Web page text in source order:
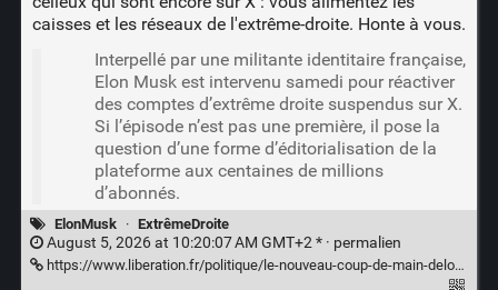
caisses et les réseaux de l'extrême-droite. Honte à vous.
Interpellé par une militante identitaire française,
Elon Musk est intervenu samedi pour réactiver
des comptes d’extrême droite suspendus sur X.
Si l’épisode n’est pas une première, il pose la
question d’une forme d’éditorialisation de la
plateforme aux centaines de millions
d’abonnés.
ElonMusk · ExtrêmeDroite
August 5, 2026 at 10:20:07 AM GMT+2 * · permalien
https://www.liberation.fr/politique/le-nouveau-coup-de-main-delon-musk-aux-influenceurs-dextreme-droite-francais-20260805_UJXOL7CMGREWXKCBKTRMWHQVW4/